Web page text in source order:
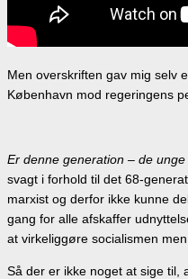
Men overskriften gav mig selv
København mod regeringens
Er denne generation – de
svagt i forhold til det 68-
marxist og derfor ikke kunne
gang for alle afskaffer
at virkeliggøre socialismen
Så der er ikke noget at sige til,